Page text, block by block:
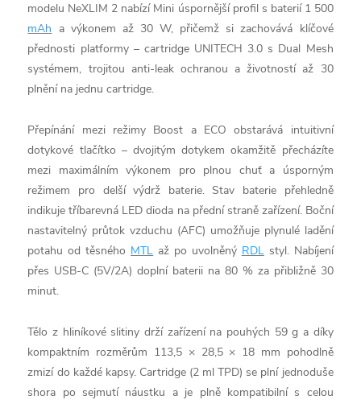
modelu NeXLIM 2 nabízí Mini úspornější profil s baterií 1 500
mAh a výkonem až 30 W, přičemž si zachovává klíčové
přednosti platformy – cartridge UNITECH 3.0 s Dual Mesh
systémem, trojitou anti-leak ochranou a životností až 30
plnění na jednu cartridge.
Přepínání mezi režimy Boost a ECO obstarává intuitivní
dotykové tlačítko – dvojitým dotykem okamžitě přecházíte
mezi maximálním výkonem pro plnou chuť a úsporným
režimem pro delší výdrž baterie. Stav baterie přehledně
indikuje tříbarevná LED dioda na přední straně zařízení. Boční
nastavitelný průtok vzduchu (AFC) umožňuje plynulé ladění
potahu od těsného MTL až po uvolněný RDLstyl. Nabíjení
přes USB-C (5V/2A) doplní baterii na 80 % za přibližně 30
minut.
Tělo z hliníkové slitiny drží zařízení na pouhých 59 g a díky
kompaktním rozměrům 113,5 × 28,5 × 18 mm pohodlně
zmizí do každé kapsy. Cartridge (2 ml TPD) se plní jednoduše
shora po sejmutí náustku a je plně kompatibilní s celou